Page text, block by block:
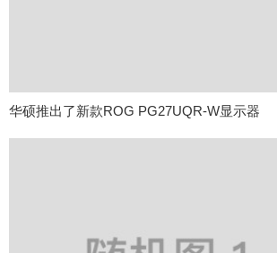
华硕推出了新款ROG PG27UQR-W显示器